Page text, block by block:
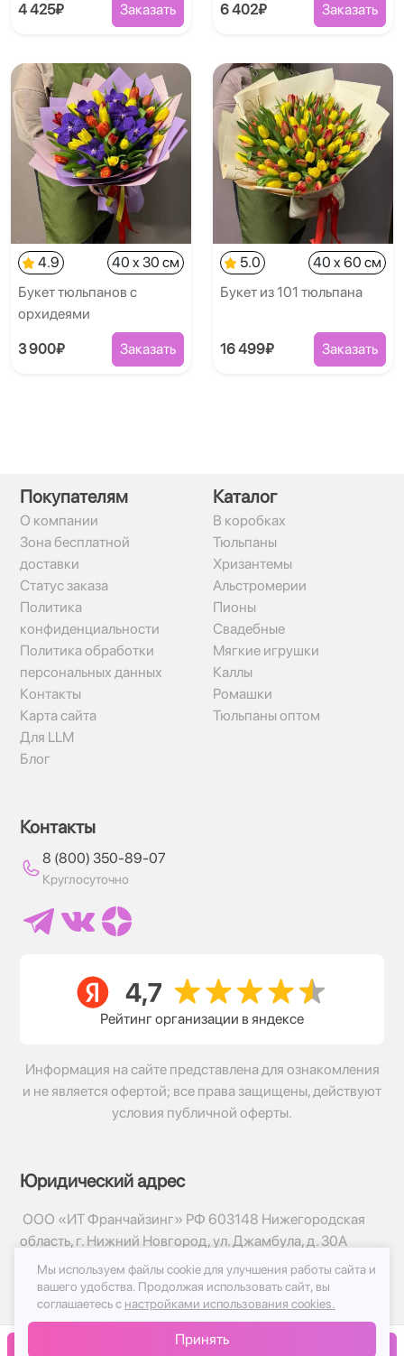
В корзину
4 425₽ Заказать 6 402₽ Заказать
4.9
40 x 30 см
Букет тюльпанов с
орхидеями
3 900₽ Заказать
5.0
40 x 60 см
Букет из 101 тюльпана
16 499₽ Заказать
Покупателям
О компании
Зона бесплатной
доставки
Статус заказа
Политика
конфиденциальности
Политика обработки
персональных данных
Контакты
Карта сайта
Для LLM
Блог
Каталог
В коробках
Тюльпаны
Хризантемы
Альстромерии
Пионы
Свадебные
Мягкие игрушки
Каллы
Ромашки
Тюльпаны оптом
Контакты
8 (800) 350-89-07
Круглосуточно
Рейтинг организации в яндексе
Информация на сайте представлена для ознакомления
и не является офертой; все права защищены, действуют
условия публичной оферты.
Юридический адрес
ООО «ИТ Франчайзинг» РФ 603148 Нижегородская
область, г. Нижний Новгород, ул. Джамбула, д. 30А
© 2017-2026г, База Цветов 24.ру
Политика конфиденциальности
Публичная оферта
Мы используем файлы cookie для улучшения работы сайта и
вашего удобства. Продолжая использовать сайт, вы
соглашаетесь с настройками использования cookies.
Принять